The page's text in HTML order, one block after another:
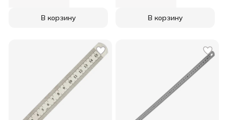
В корзину
В корзину